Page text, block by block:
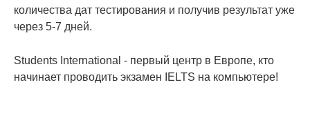
количества дат тестирования и получив результат уже
через 5-7 дней.
Students International - первый центр в Европе, кто
начинает проводить экзамен IELTS на компьютере!